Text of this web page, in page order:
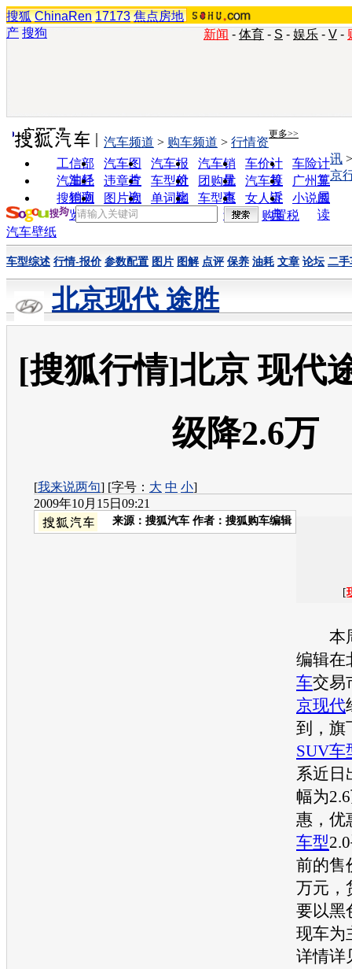
搜狐 ChinaRen 17173 焦点房地
产 搜狗 新闻 - 体育 - S - 娱乐 - V -
实用工具 更多>>
工信部
油耗
汽车图
片
汽车报
价
汽车销
量
车价计
算
车险计
算
汽车经
销商
违章查
询
车型对
比
团购优
惠
汽车投
诉
广州车
展
搜狗浏
览器
图片欣
赏
单词翻
车型查
询
女人宝
典
小说阅
读
汽车频道 > 购车频道 > 行情资
讯
京
购置税
汽车壁纸
车型综述 行情-报价 参数配置 图片 图解 点评 保养 油耗 文章 论坛 二手
北京现代 途胜
[搜狐行情]北京 现代
级降2.6万
[我来说两句] [字号： 大 中 小]
2009年10月15日09:21
来源： 搜狐汽车 作者：搜狐购车编辑
[
本
编辑在
车交易
京现代
到，旗
SUV车
系近日
幅为
惠，优
车型
前的售
万元，
要以黑
现车为
详情详